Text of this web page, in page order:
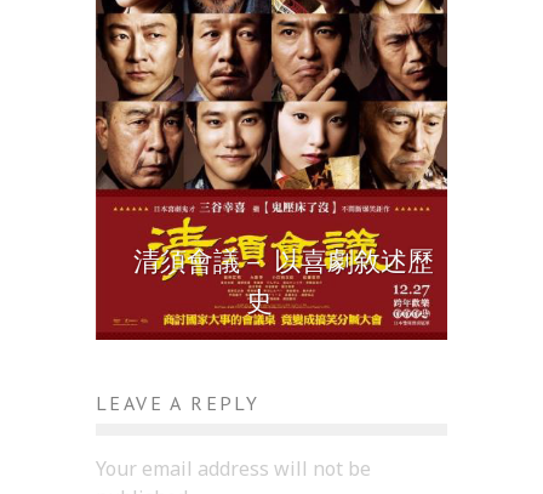
清須會議－ 以喜劇敘述歷
史
LEAVE A REPLY
Your email address will not be